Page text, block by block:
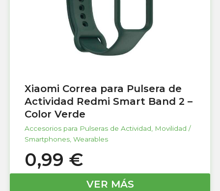
Xiaomi Correa para Pulsera de
Actividad Redmi Smart Band 2 –
Color Verde
Accesorios para Pulseras de Actividad, Movilidad /
Smartphones, Wearables
0,99 €
VER MÁS